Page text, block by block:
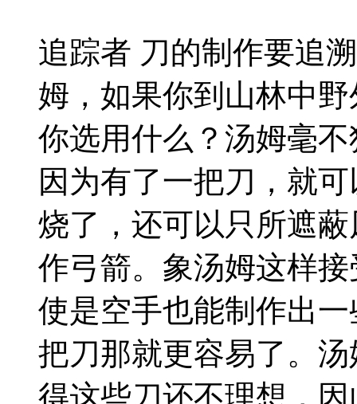
追踪者 刀的制作要追
姆，如果你到山林中
你选用什么？汤姆毫
因为有了一把刀，就
烧了，还可以只所遮
作弓箭。象汤姆这样
使是空手也能制作出
把刀那就更容易了。
得这些刀还不理想，